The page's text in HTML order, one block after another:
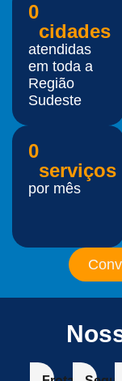
0
cidades
atendidas
em toda a
Região
Sudeste
0
serviços
por mês